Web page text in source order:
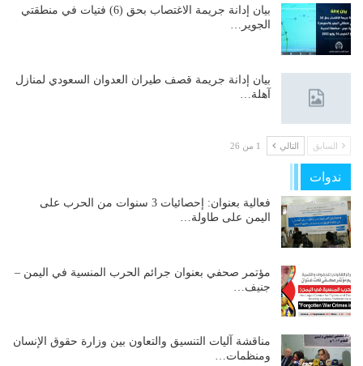
بيان إدانة جريمة الاغتصاب بحق (6) فتيات في منطقتي
الجوير…
بيان إدانة جريمة قصف طيران العدوان السعودي لمنازل
آهلة…
السابق التالي 1 من 26
ندوات
فعالية بعنوان: إحصائيات 3 سنوات من الحرب على
اليمن على طاولة…
مؤتمر صحفي بعنوان جرائم الحرب المنسية في اليمن –
جنيف…
مناقشة آليات التنسيق والتعاون بين وزارة حقوق الإنسان
ومنظمات…